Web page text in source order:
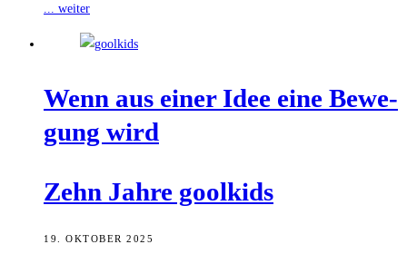
... weiter
Wenn aus einer Idee eine Bewe­
gung wird
Zehn Jah­re goolkids
19. OKTOBER 2025